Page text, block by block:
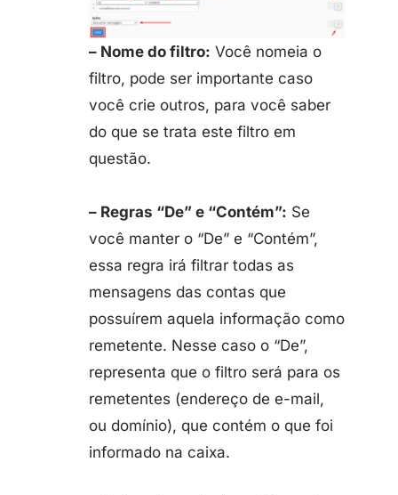
– Nome do filtro: Você nomeia o
filtro, pode ser importante caso
você crie outros, para você saber
do que se trata este filtro em
questão.
– Regras “De” e “Contém”: Se
você manter o “De” e “Contém”,
essa regra irá filtrar todas as
mensagens das contas que
possuírem aquela informação como
remetente. Nesse caso o “De”,
representa que o filtro será para os
remetentes (endereço de e-mail,
ou domínio), que contém o que foi
informado na caixa.